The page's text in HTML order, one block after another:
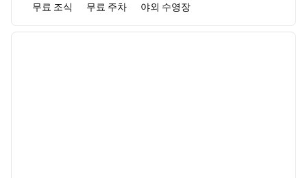
무료 조식 무료 주차 야외 수영장
1/12
다음